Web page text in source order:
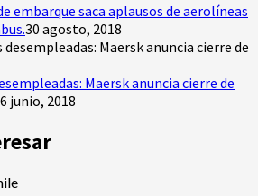
embarque saca aplausos de aerolíneas
30 agosto, 2018
Maersk anuncia cierre de
junio, 2018